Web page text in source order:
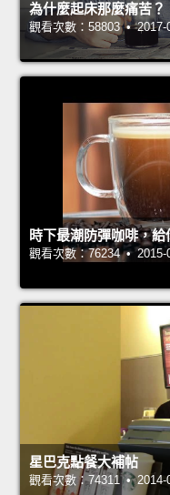
為什麼起床那麼痛苦
觀看次數：58803 • 2017-
時下最潮防彈咖啡，
觀看次數：76234 • 2015-
星巴克點餐大補帖
觀看次數：74311 • 2014-